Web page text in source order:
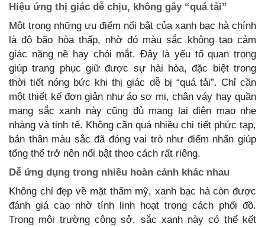
Hiệu ứng thị giác dễ chịu, không gây “quá tải”
Một trong những ưu điểm nổi bật của xanh bạc hà chính
là độ bão hòa thấp, nhờ đó màu sắc không tạo cảm
giác nặng nề hay chói mắt. Đây là yếu tố quan trọng
giúp trang phục giữ được sự hài hòa, đặc biệt trong
thời tiết nóng bức khi thị giác dễ bị “quá tải”. Chỉ cần
một thiết kế đơn giản như áo sơ mi, chân váy hay quần
mang sắc xanh này cũng đủ mang lại diện mạo nhẹ
nhàng và tinh tế. Không cần quá nhiều chi tiết phức tạp,
bản thân màu sắc đã đóng vai trò như điểm nhấn giúp
tổng thể trở nên nổi bật theo cách rất riêng.
Dễ ứng dụng trong nhiều hoàn cảnh khác nhau
Không chỉ đẹp về mặt thẩm mỹ, xanh bạc hà còn được
đánh giá cao nhờ tính linh hoạt trong cách phối đồ.
Trong môi trường công sở, sắc xanh này có thể kết